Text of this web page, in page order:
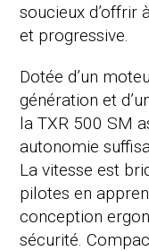
soucieux d’offrir
et progressive.
Dotée d’un
génération et
la TXR 500 SM
autonomie
La vitesse est
pilotes en
conception
sécurité.